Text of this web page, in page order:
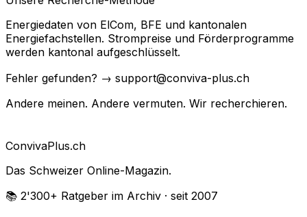
Energiedaten von ElCom, BFE und kantonalen
Energiefachstellen. Strompreise und Förderprogramme
werden kantonal aufgeschlüsselt.
Fehler gefunden? → support@conviva-plus.ch
Andere meinen. Andere vermuten. Wir recherchieren.
ConvivaPlus.ch
Das Schweizer Online-Magazin.
📚 2'300+ Ratgeber im Archiv · seit 2007